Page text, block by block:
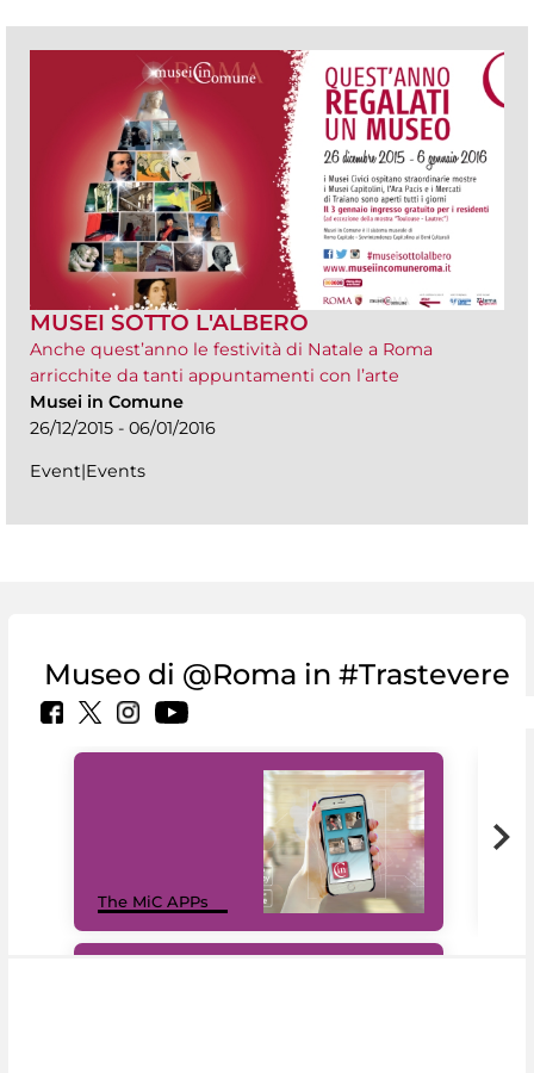
MUSEI SOTTO L'ALBERO
Anche quest’anno le festività di Natale a Roma
arricchite da tanti appuntamenti con l’arte
Musei in Comune
26/12/2015 - 06/01/2016
Event|Events
Museo di @Roma in #Trastevere
The MiC APPs